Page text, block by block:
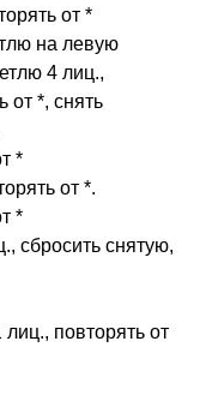
от *
на левую
4 лиц.,
от *, снять
*
от *.
*
сбросить снятую,
повторять от